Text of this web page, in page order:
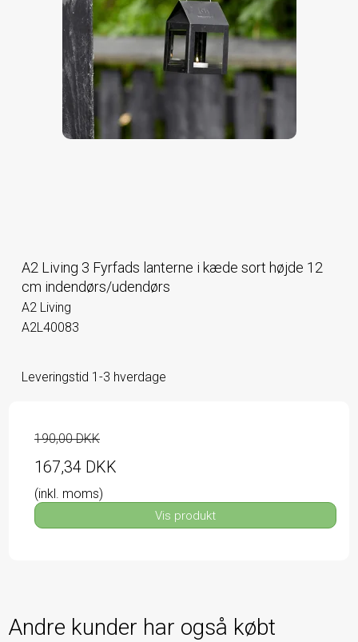
A2 Living 3 Fyrfads lanterne i kæde sort højde 12
cm indendørs/udendørs
A2 Living
A2L40083
Leveringstid 1-3 hverdage
190,00 DKK
167,34 DKK
(inkl. moms)
Vis produkt
Andre kunder har også købt